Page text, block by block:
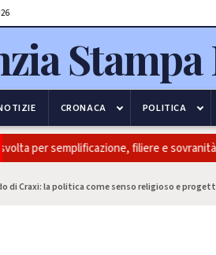
CRONACA POLITICA
semplificazione, filiere e sovranità
di Craxi: la politica come senso religioso e